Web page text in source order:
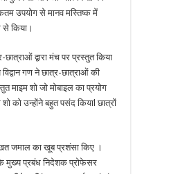
उपयोग से मानव मस्तिष्क में
से किया।
द्वारा मंच पर प्रस्तुत किया
गण ने छात्र-छात्राओं की
माइम शो जो मोबाइल का प्रयोग
को उन्होंने बहुत पसंद कियाl छात्रों
जमाल का खूब प्रशंसा किए ।
मुख्य प्रबंध निदेशक प्रोफेसर